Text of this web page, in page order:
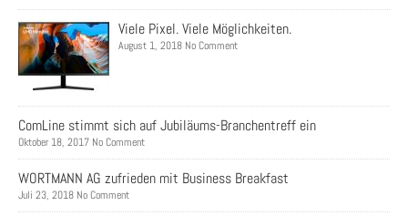
Viele Pixel. Viele Möglichkeiten.
August 1, 2018 No Comment
ComLine stimmt sich auf Jubiläums-Branchentreff ein
Oktober 18, 2017 No Comment
WORTMANN AG zufrieden mit Business Breakfast
Juli 23, 2018 No Comment